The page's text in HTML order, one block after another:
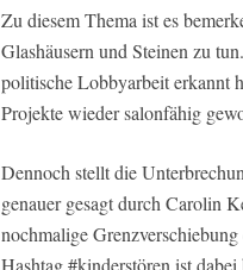
Zu diesem Thema ist es
Glashäusern und Steinen zu
politische Lobbyarbeit erkannt
Projekte wieder salonfähig
Dennoch stellt die
genauer gesagt durch Carolin
nochmalige
Hashtag #kinderstören ist